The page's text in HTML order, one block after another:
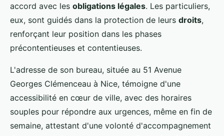
accord avec les obligations légales. Les particuliers,
eux, sont guidés dans la protection de leurs droits,
renforçant leur position dans les phases
précontentieuses et contentieuses.
L'adresse de son bureau, située au 51 Avenue
Georges Clémenceau à Nice, témoigne d'une
accessibilité en cœur de ville, avec des horaires
souples pour répondre aux urgences, même en fin de
semaine, attestant d'une volonté d'accompagnement